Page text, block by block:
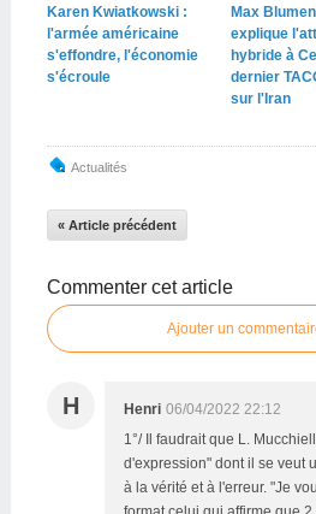
Karen Kwiatkowski :
l'armée américaine
s'effondre, l'économie
s'écroule
Max
explique
hybride à
dernier
sur l'Iran
Actualités
« Article précédent
Commenter cet article
Ajouter un
H Henri 06/04/2022 22:12
1°/ Il faudrait que L.
d'expression" dont il se veut
à la vérité et à l'erreur. "Je